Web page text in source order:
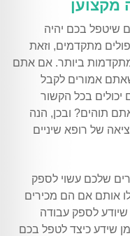
מקצוען
שיטפל בכם יהיה
מתקדמים, וזאת
ביותר. אם אתם
אמורים לקבל
בכל הקשור
תוהים? ובכן, הנה
של רופא שיניים
שלכם עשוי לספק
אותם אם הם מכירים
שיודע לספק עבודה
שידע כיצד לטפל בכם